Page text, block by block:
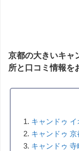
京都の大きいキャ
所と口コミ情報を
キャンドゥ
キャンドゥ
キャンドゥ